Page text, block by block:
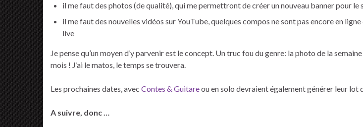
il me faut des photos (de qualité), qui me permettront de créer un nouveau banner pour le
il me faut des nouvelles vidéos sur YouTube, quelques compos ne sont pas encore en ligne
live
Je pense qu’un moyen d’y parvenir est le concept. Un truc fou du genre: la photo de la
mois ! J’ai le matos, le temps se trouvera.
Les prochaines dates, avec Contes & Guitareou en solo devraient également générer leur lot
A suivre, donc …